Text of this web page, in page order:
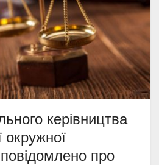
керівництва
окружної
про